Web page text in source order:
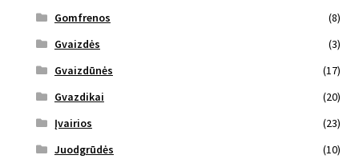
Gomfrenos
(8)
Gvaizdės
(3)
Gvaizdūnės
(17)
Gvazdikai
(20)
Įvairios
(23)
Juodgrūdės
(10)